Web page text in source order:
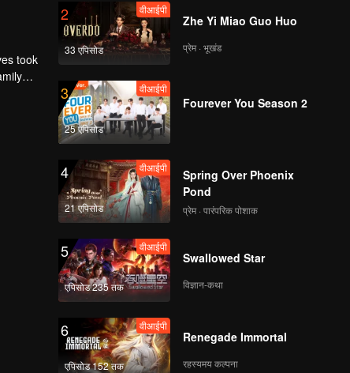
took
2
33 एपिसोड
वीआईपी
Zhe Yi Miao Guo Huo
प्रेम · भूखंड
3
25 एपिसोड
वीआईपी
Fourever You Season 2
4
21 एपिसोड
वीआईपी
Spring Over Phoenix
Pond
प्रेम · पारंपरिक पोशाक
5
एपिसोड 235 तक
वीआईपी
Swallowed Star
विज्ञान-कथा
6
एपिसोड 152 तक
वीआईपी
Renegade Immortal
रहस्यमय कल्पना